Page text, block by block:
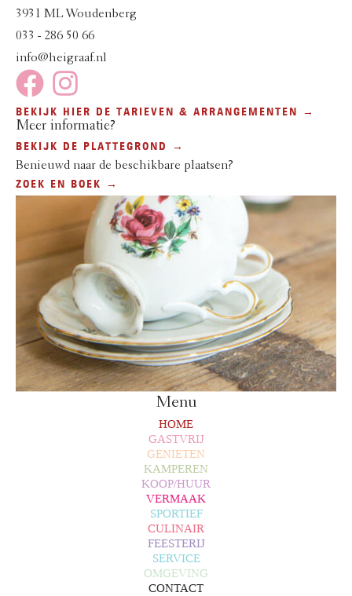
3931 ML Woudenberg
033 - 286 50 66
info@heigraaf.nl
BEKIJK HIER DE TARIEVEN & ARRANGEMENTEN →
Meer informatie?
BEKIJK DE PLATTEGROND →
Benieuwd naar de beschikbare plaatsen?
ZOEK EN BOEK →
Menu
HOME
GASTVRIJ
GENIETEN
KAMPEREN
KOOP/HUUR
VERMAAK
SPORTIEF
CULINAIR
FEESTERIJ
SERVICE
OMGEVING
CONTACT